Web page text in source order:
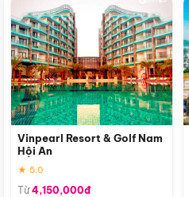
Vinpearl Resort & Golf Nam
Hội An
★ 5.0
Từ4,150,000đ